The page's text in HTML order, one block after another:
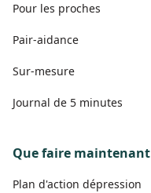
Pour les proches
Pair-aidance
Sur-mesure
Journal de 5 minutes
Que faire maintenant
Plan d'action dépression